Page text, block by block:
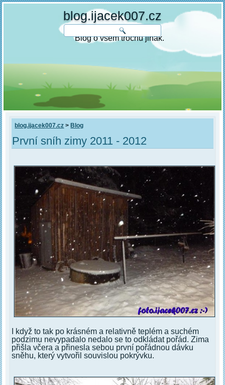
blog.ijacek007.cz
Blog o všem trochu jinak.
blog.ijacek007.cz > Blog
První sníh zimy 2011 - 2012
I když to tak po krásném a relativně teplém a suchém
podzimu nevypadalo nedalo se to odkládat pořád. Zima
přišla včera a přinesla sebou první pořádnou dávku
sněhu, který vytvořil souvislou pokrývku.